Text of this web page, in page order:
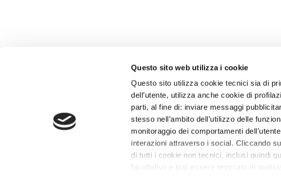
Questo sito web utilizza i cookie
Questo sito utilizza cookie tecnici sia di
dell’utente, utilizza anche cookie di
parti, al fine di: inviare messaggi
stesso nell’ambito dell’utilizzo delle
monitoraggio dei comportamenti
interazioni attraverso i social. Cliccando
di tutti i cookie non tecnici, inclusi quindi
facoltativo e può essere revocato in